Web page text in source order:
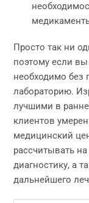
Просто так ни
поэтому если
необходимо без
лабораторию.
лучшими в
клиентов
медицинский
рассчитывать
диагностику, а
дальнейшего